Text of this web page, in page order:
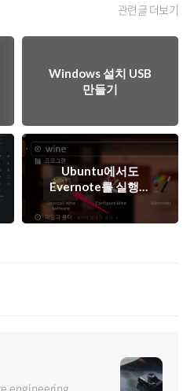
관련글 더보기
Windows 설치 USB
만들기
Ubuntu에서도
Evernote를 실행해
보자